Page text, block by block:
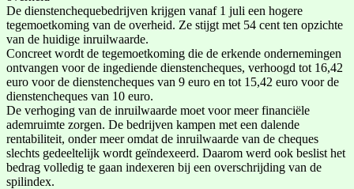
De dienstenchequebedrijven krijgen vanaf 1 juli een hogere
tegemoetkoming van de overheid. Ze stijgt met 54 cent ten opzichte
van de huidige inruilwaarde.
Concreet wordt de tegemoetkoming die de erkende ondernemingen
ontvangen voor de ingediende dienstencheques, verhoogd tot 16,42
euro voor de dienstencheques van 9 euro en tot 15,42 euro voor de
dienstencheques van 10 euro.
De verhoging van de inruilwaarde moet voor meer financiële
ademruimte zorgen. De bedrijven kampen met een dalende
rentabiliteit, onder meer omdat de inruilwaarde van de cheques
slechts gedeeltelijk wordt geïndexeerd. Daarom werd ook beslist het
bedrag volledig te gaan indexeren bij een overschrijding van de
spilindex.